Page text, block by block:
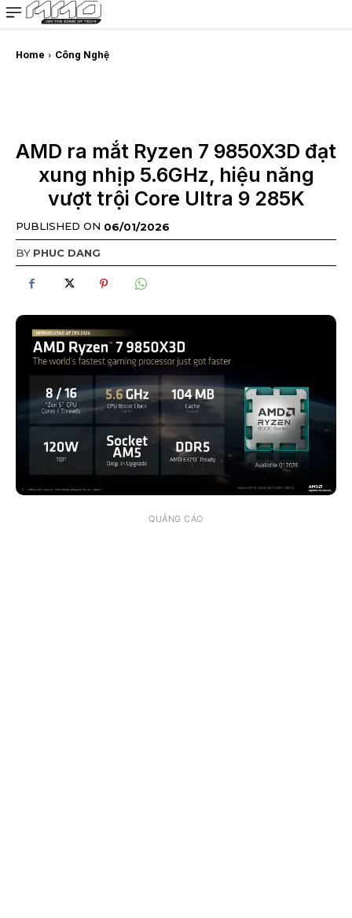
MMOSITE - Thông tin công nghệ
Bài viết nổi bật
Home Công Nghệ
AMD ra mắt Ryzen 7 9850X3D đạt
xung nhịp 5.6GHz, hiệu năng
vượt trội Core Ultra 9 285K
PUBLISHED ON 06/01/2026
BY PHUC DANG
QUẢNG CÁO